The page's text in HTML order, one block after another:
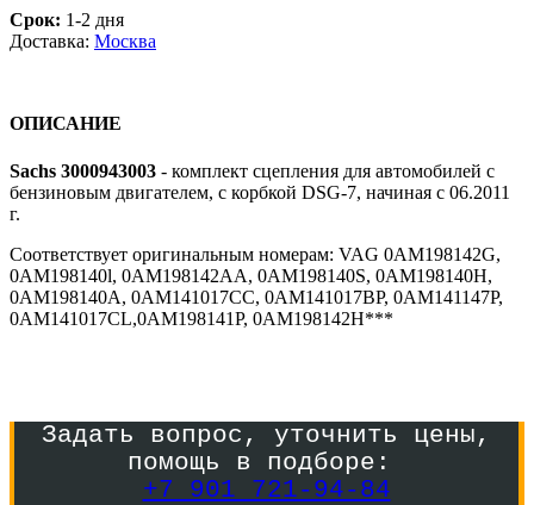
Срок: 1-2 дня
Доставка: Москва
ОПИСАНИЕ
Sachs 3000943003 - комплект сцепления для автомобилей с
бензиновым двигателем, с корбкой DSG-7, начиная с 06.2011
г.
Cоответствует оригинальным номерам: VAG 0AM198142G,
0AM198140l, 0AM198142AA, 0AM198140S, 0AM198140H,
0AM198140A, 0AM141017CC, 0AM141017BP, 0AM141147P,
0AM141017CL,0AM198141P, 0AM198142H***
Задать вопрос, уточнить цены,
помощь в подборе:
+7 901 721-94-84